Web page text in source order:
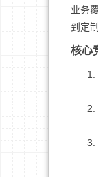
业务
到定
核心